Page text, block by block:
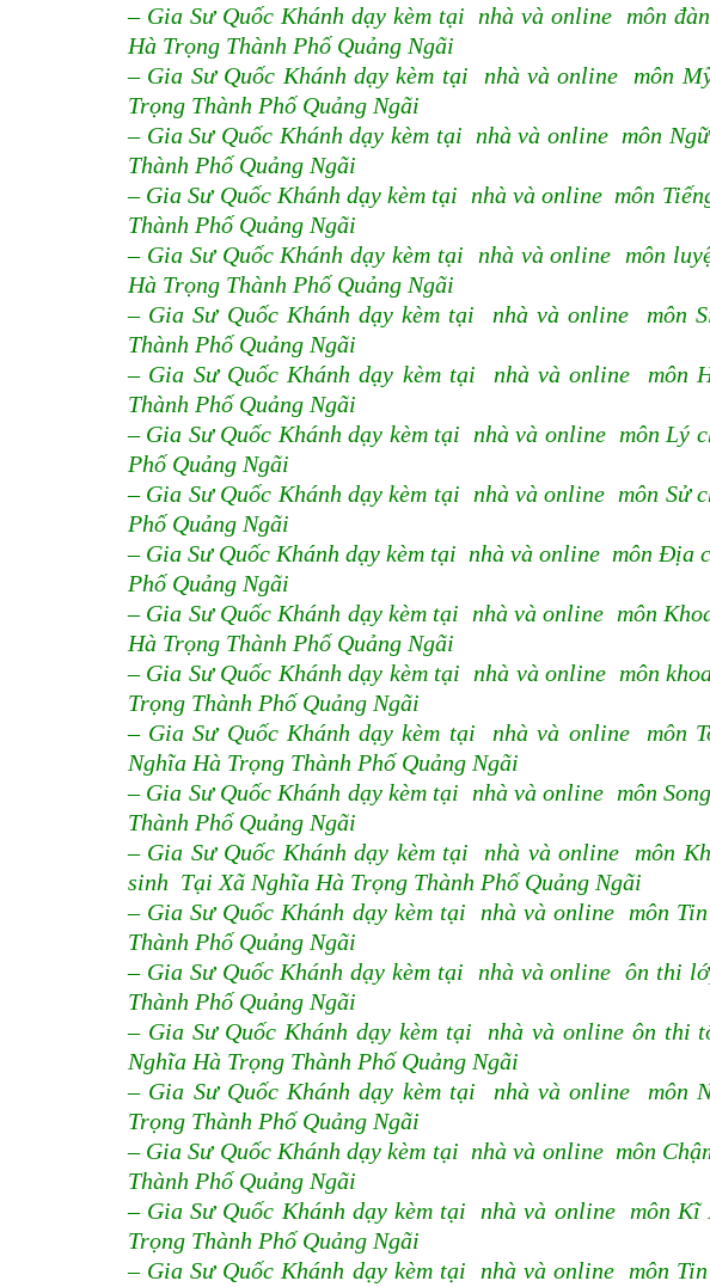
– Gia Sư Quốc Khánh dạy kèm tại nhà và online môn
Hà Trọng Thành Phố Quảng Ngãi
– Gia Sư Quốc Khánh dạy kèm tại nhà và online môn
Trọng Thành Phố Quảng Ngãi
– Gia Sư Quốc Khánh dạy kèm tại nhà và online môn
Thành Phố Quảng Ngãi
– Gia Sư Quốc Khánh dạy kèm tại nhà và online môn
Thành Phố Quảng Ngãi
– Gia Sư Quốc Khánh dạy kèm tại nhà và online môn
Hà Trọng Thành Phố Quảng Ngãi
– Gia Sư Quốc Khánh dạy kèm tại nhà và online môn
Thành Phố Quảng Ngãi
– Gia Sư Quốc Khánh dạy kèm tại nhà và online môn
Thành Phố Quảng Ngãi
– Gia Sư Quốc Khánh dạy kèm tại nhà và online môn Lý
Phố Quảng Ngãi
– Gia Sư Quốc Khánh dạy kèm tại nhà và online môn Sử
Phố Quảng Ngãi
– Gia Sư Quốc Khánh dạy kèm tại nhà và online môn Địa
Phố Quảng Ngãi
– Gia Sư Quốc Khánh dạy kèm tại nhà và online môn
Hà Trọng Thành Phố Quảng Ngãi
– Gia Sư Quốc Khánh dạy kèm tại nhà và online môn
Trọng Thành Phố Quảng Ngãi
– Gia Sư Quốc Khánh dạy kèm tại nhà và online môn
Nghĩa Hà Trọng Thành Phố Quảng Ngãi
– Gia Sư Quốc Khánh dạy kèm tại nhà và online môn
Thành Phố Quảng Ngãi
– Gia Sư Quốc Khánh dạy kèm tại nhà và online môn
sinh Tại Xã Nghĩa Hà Trọng Thành Phố Quảng Ngãi
– Gia Sư Quốc Khánh dạy kèm tại nhà và online môn
Thành Phố Quảng Ngãi
– Gia Sư Quốc Khánh dạy kèm tại nhà và online ôn thi
Thành Phố Quảng Ngãi
– Gia Sư Quốc Khánh dạy kèm tại nhà và online ôn thi
Nghĩa Hà Trọng Thành Phố Quảng Ngãi
– Gia Sư Quốc Khánh dạy kèm tại nhà và online môn
Trọng Thành Phố Quảng Ngãi
– Gia Sư Quốc Khánh dạy kèm tại nhà và online môn
Thành Phố Quảng Ngãi
– Gia Sư Quốc Khánh dạy kèm tại nhà và online môn
Trọng Thành Phố Quảng Ngãi
– Gia Sư Quốc Khánh dạy kèm tại nhà và online môn